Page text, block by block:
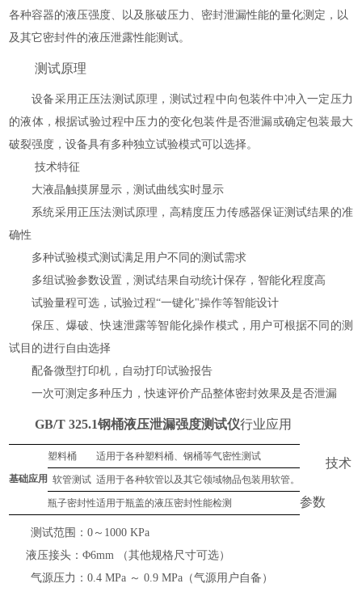
各种容器的液压强度、以及胀破压力、密封泄漏性能的量化测定，以
及其它密封件的液压泄露性能测试。
测试原理
设备采用正压法测试原理，测试过程中向包装件中冲入一定压力
的液体，根据试验过程中压力的变化包装件是否泄漏或确定包装最大
破裂强度，设备具有多种独立试验模式可以选择。
技术特征
大液晶触摸屏显示，测试曲线实时显示
系统采用正压法测试原理，高精度压力传感器保证测试结果的准
确性
多种试验模式测试满足用户不同的测试需求
多组试验参数设置，测试结果自动统计保存，智能化程度高
试验量程可选，试验过程“一键化"操作等智能设计
保压、爆破、快速泄露等智能化操作模式，用户可根据不同的测
试目的进行自由选择
配备微型打印机，自动打印试验报告
一次可测定多种压力，快速评价产品整体密封效果及是否泄漏
GB/T 325.1钢桶液压泄漏强度测试仪行业应用
塑料桶 适用于各种塑料桶、钢桶等气密性测试
基础应用 软管测试 适用于各种软管以及其它领域物品包装用软管。
瓶子密封性适用于瓶盖的液压密封性能检测
技术
参数
测试范围：0～1000 KPa
液压接头：Φ6mm （其他规格尺寸可选）
气源压力：0.4 MPa ～ 0.9 MPa（气源用户自备）